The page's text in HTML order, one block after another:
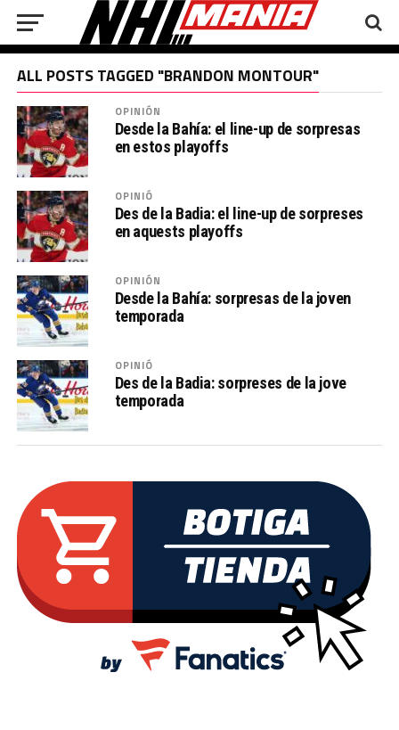
ALL POSTS TAGGED "BRANDON MONTOUR"
OPINIÓN
Desde la Bahía: el line-up de sorpresas
en estos playoffs
OPINIÓ
Des de la Badia: el line-up de sorpreses
en aquests playoffs
OPINIÓN
Desde la Bahía: sorpresas de la joven
temporada
OPINIÓ
Des de la Badia: sorpreses de la jove
temporada